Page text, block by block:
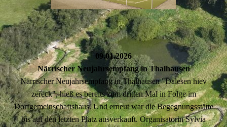
09.01.2026
Närrischer Neujahrsempfang in Thalhausen
Närrischer Neujahrsempfang in Thalhausen "Dalesen hiev
zereck", hieß es bereits zum dritten Mal in Folge im
Dorfgemeinschaftshaus. Und erneut war die Begegnungsstätte
bis auf den letzten Platz ausverkauft. Organisatorin Sylvia